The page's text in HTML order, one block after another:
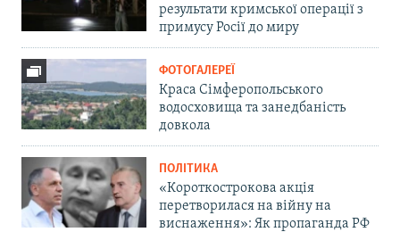
результати кримської операції з
примусу Росії до миру
ФОТОГАЛЕРЕЇ
Краса Сімферопольського
водосховища та занедбаність
довкола
ПОЛІТИКА
«Короткострокова акція
перетворилася на війну на
виснаження»: Як пропаганда РФ